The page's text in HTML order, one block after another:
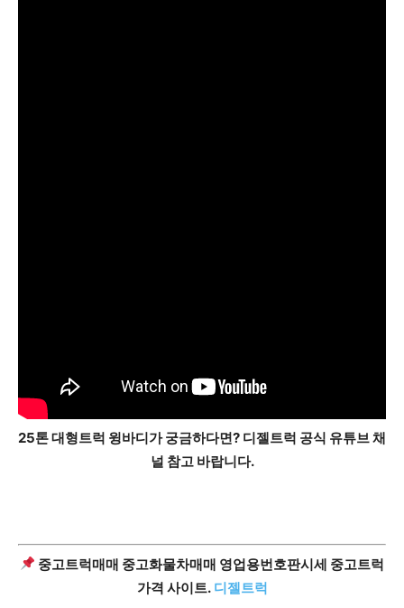
25톤 대형트럭 윙바디가 궁금하다면? 디젤트럭 공식 유튜브 채
널 참고 바랍니다.
중고트럭매매 중고화물차매매 영업용번호판시세 중고트럭
가격 사이트. 디젤트럭